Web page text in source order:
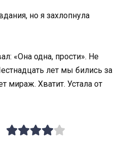
но я захлопнула
«Она одна, прости». Не
лет мы бились за
мираж. Хватит. Устала от